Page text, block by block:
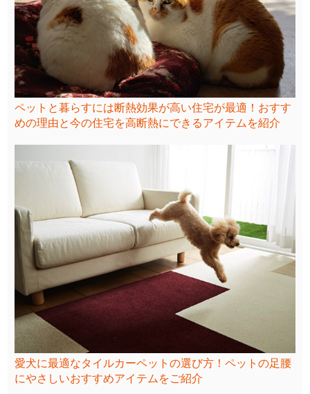
ペットと暮らすには断熱効果が高い住宅が最適！おすす
めの理由と今の住宅を高断熱にできるアイテムを紹介
愛犬に最適なタイルカーペットの選び方！ペットの足腰
にやさしいおすすめアイテムをご紹介